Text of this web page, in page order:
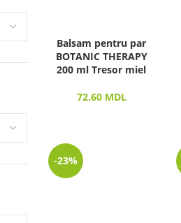
Balsam pentru par
BOTANIC THERAPY
200 ml Tresor miel
72.60 MDL
-23%